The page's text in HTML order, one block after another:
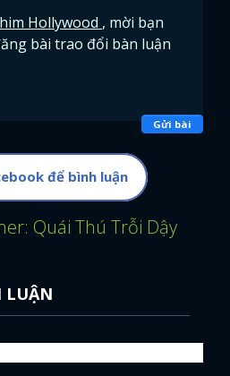
Hollywood , mời bạn
bài trao đổi bàn luận
Gửi bài
để bình luận
Quái Thú Trỗi Dậy
LUẬN